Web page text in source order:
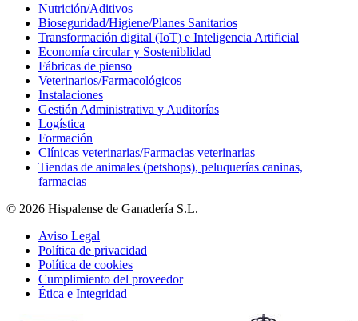
Nutrición/Aditivos
Bioseguridad/Higiene/Planes Sanitarios
Transformación digital (IoT) e Inteligencia Artificial
Economía circular y Sosteniblidad
Fábricas de pienso
Veterinarios/Farmacológicos
Instalaciones
Gestión Administrativa y Auditorías
Logística
Formación
Clínicas veterinarias/Farmacias veterinarias
Tiendas de animales (petshops), peluquerías caninas,
farmacias
© 2026 Hispalense de Ganadería S.L.
Aviso Legal
Política de privacidad
Política de cookies
Cumplimiento del proveedor
Ética e Integridad